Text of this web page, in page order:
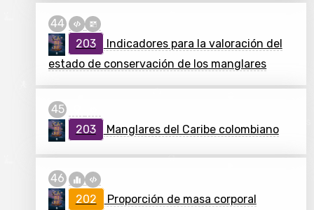
203
Indicadores para la valoración del
estado de conservación de los manglares
203 Manglares del Caribe colombiano
202
Proporción de masa corporal